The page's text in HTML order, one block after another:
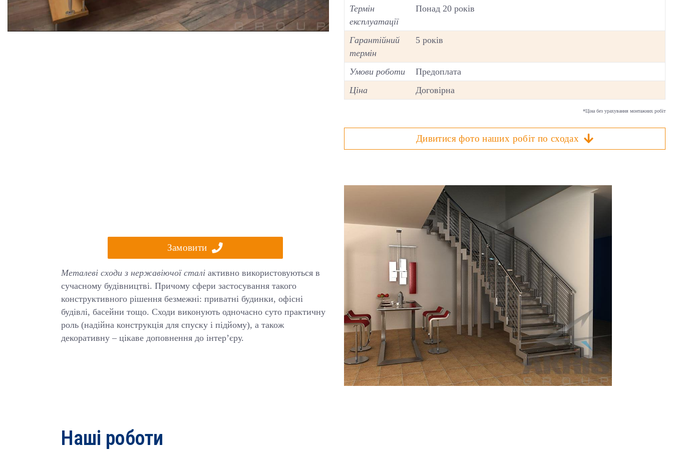
Термін
експлуатації
Понад 20 років
Гарантійний
термін
5 років
Умови роботи
Предоплата
Ціна
Договірна
*Ціна без урахування монтажних робіт
Дивитися фото наших робіт по сходах
Замовити
Металеві сходи з нержавіючої сталі активно використовуються в
сучасному будівництві. Причому сфери застосування такого
конструктивного рішення безмежні: приватні будинки, офісні
будівлі, басейни тощо. Сходи виконують одночасно суто практичну
роль (надійна конструкція для спуску і підйому), а також
декоративну – цікаве доповнення до інтер’єру.
Наші роботи